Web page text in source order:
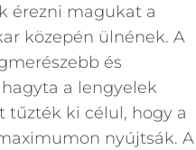
érezni magukat a
közepén ülnének. A
és
a lengyelek
tűzték ki célul, hogy a
nyújtsák. A